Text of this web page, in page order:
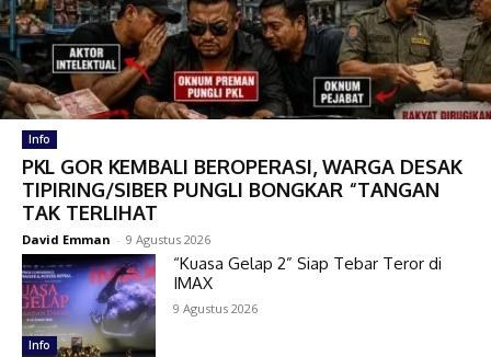
Info
PKL GOR KEMBALI BEROPERASI, WARGA DESAK
TIPIRING/SIBER PUNGLI BONGKAR “TANGAN
TAK TERLIHAT
David Emman - 9 Agustus 2026
Info
“Kuasa Gelap 2” Siap Tebar Teror di
IMAX
9 Agustus 2026